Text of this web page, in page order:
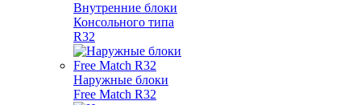
Внутренние блоки
Консольного типа
R32
Наружные блоки
Free Match R32